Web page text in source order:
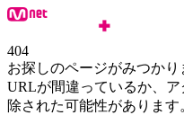
404
お探しのページがみつかり
URLが間違っているか、
除された可能性があります